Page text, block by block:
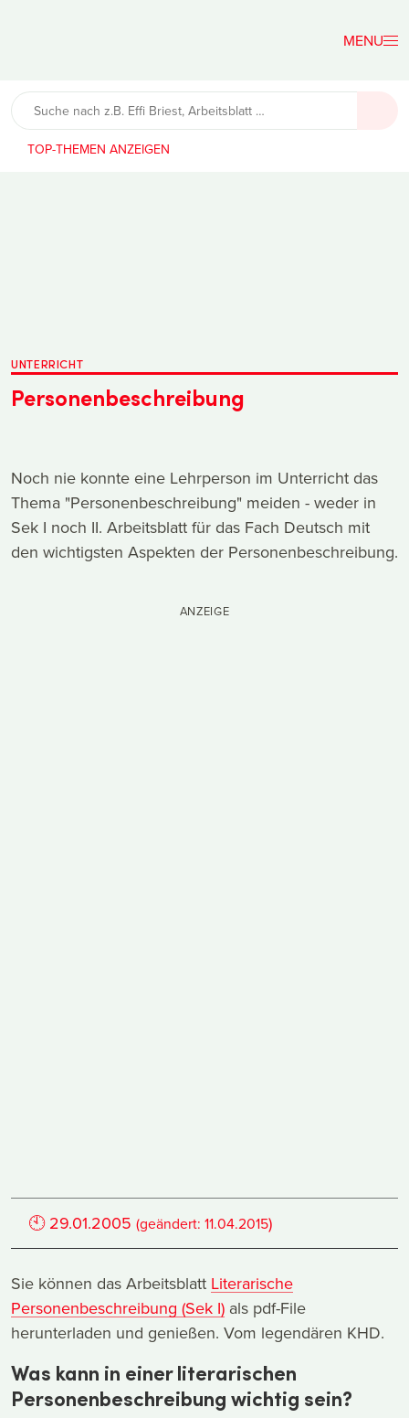
Lehrerfreund
TOP-THEMEN
UNTERRICHT
Personenbeschreibung
Noch nie konnte eine Lehrperson im Unterricht das
Thema "Personenbeschreibung" meiden - weder in
Sek I noch II. Arbeitsblatt für das Fach Deutsch mit
den wichtigsten Aspekten der Personenbeschreibung.
ANZEIGE
🕙 29.01.2005 (geändert:11.04.2015)
Sie können das Arbeitsblatt Literarische
Personenbeschreibung (Sek I) als pdf-File
herunterladen und genießen. Vom legendären KHD.
Was kann in einer literarischen
Personenbeschreibung wichtig sein?